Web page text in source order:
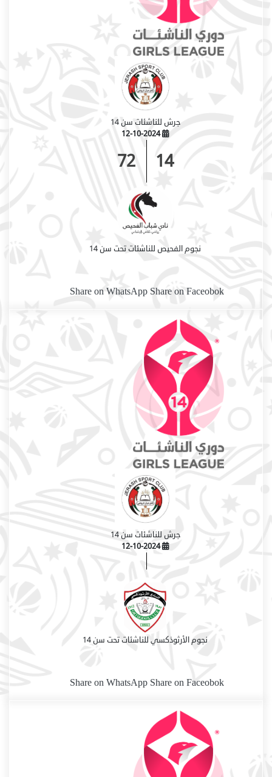
جرش للناشئات سن 14
12-10-2024
14
72
نجوم الفحيص للناشئات تحت سن 14
Share on WhatsApp Share on Faceobok
جرش للناشئات سن 14
12-10-2024
نجوم الأرثوذكسي للناشئات تحت سن 14
Share on WhatsApp Share on Faceobok